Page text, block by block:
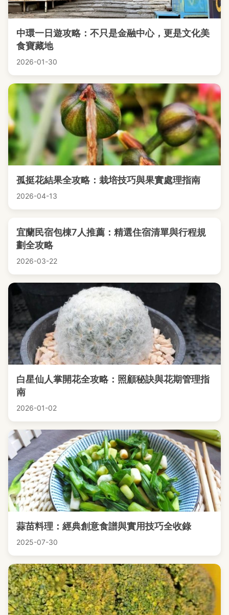
中環一日遊攻略：不只是金融中心，更是文化美
食寶藏地
2026-01-30
孤挺花結果全攻略：栽培技巧與果實處理指南
2026-04-13
宜蘭民宿包棟7人推薦：精選住宿清單與行程規
劃全攻略
2026-03-22
白星仙人掌開花全攻略：照顧秘訣與花期管理指
南
2026-01-02
蒜苗料理：經典創意食譜與實用技巧全收錄
2025-07-30